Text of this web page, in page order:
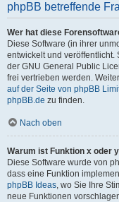
phpBB betreffende
Wer hat diese
Diese Software (in ihrer
entwickelt und veröffentlicht.
der GNU General Public
frei vertrieben werden.
auf der Seite von phpBB
phpBB.de zu finden.
Nach oben
Warum ist Funktion x oder
Diese Software wurde von
dass eine Funktion
phpBB Ideas, wo Sie Ihre
neue Funktionen